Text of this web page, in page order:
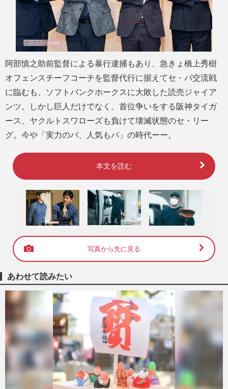
阿部慎之助前監督による暴行逮捕もあり、急きょ橋上秀樹
オフェンスチーフコーチを監督代行に据えてセ・パ交流戦
に臨むも、ソフトバンクホークスに大敗した読売ジャイア
ンツ。しかし巨人だけでなく、首位争いをする阪神タイガ
ース、ヤクルトスワローズも負けて壊滅状態のセ・リー
グ。今や「実力のパ、人気もパ」の時代ーー。
本文を読む
写真から先に見る
あわせて読みたい